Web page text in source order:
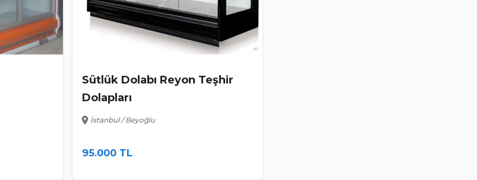
Sütlük Dolabı Reyon Teşhir
Dolapları
location_on İstanbul / Beyoğlu
95.000 TL